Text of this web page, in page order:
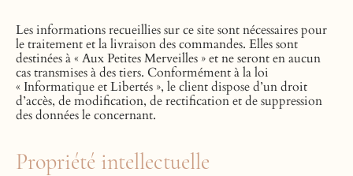
Les informations recueillies sur ce site sont nécessaires pour
le traitement et la livraison des commandes. Elles sont
destinées à « Aux Petites Merveilles » et ne seront en aucun
cas transmises à des tiers. Conformément à la loi
« Informatique et Libertés », le client dispose d’un droit
d’accès, de modification, de rectification et de suppression
des données le concernant.
Propriété intellectuelle